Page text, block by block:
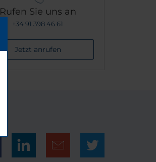
Rufen Sie uns an
+34 91 398 46 61
Jetzt anrufen